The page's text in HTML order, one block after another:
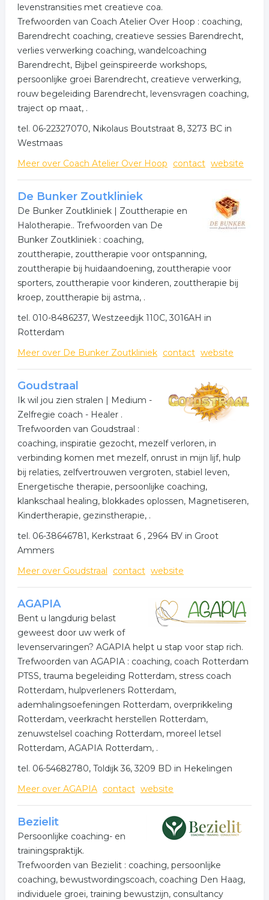
levenstransities met creatieve coa.
Trefwoorden van Coach Atelier Over Hoop : coaching,
Barendrecht coaching, creatieve sessies Barendrecht,
verlies verwerking coaching, wandelcoaching
Barendrecht, Bijbel geïnspireerde workshops,
persoonlijke groei Barendrecht, creatieve verwerking,
rouw begeleiding Barendrecht, levensvragen coaching,
traject op maat, .
tel. 06-22327070, Nikolaus Boutstraat 8, 3273 BC in
Westmaas
Meer over Coach Atelier Over Hoop
contact website
De Bunker Zoutkliniek
De Bunker Zoutkliniek | Zouttherapie en
Halotherapie.. Trefwoorden van De
Bunker Zoutkliniek : coaching,
zouttherapie, zouttherapie voor ontspanning,
zouttherapie bij huidaandoening, zouttherapie voor
sporters, zouttherapie voor kinderen, zouttherapie bij
kroep, zouttherapie bij astma, .
tel. 010-8486237, Westzeedijk 110C, 3016AH in
Rotterdam
Meer over De Bunker Zoutkliniek contact website
Goudstraal
Ik wil jou zien stralen | Medium -
Zelfregie coach - Healer .
Trefwoorden van Goudstraal :
coaching, inspiratie gezocht, mezelf verloren, in
verbinding komen met mezelf, onrust in mijn lijf, hulp
bij relaties, zelfvertrouwen vergroten, stabiel leven,
Energetische therapie, persoonlijke coaching,
klankschaal healing, blokkades oplossen, Magnetiseren,
Kindertherapie, gezinstherapie, .
tel. 06-38646781, Kerkstraat 6 , 2964 BV in Groot
Ammers
Meer over Goudstraal
contact website
AGAPIA
Bent u langdurig belast
geweest door uw werk of
levenservaringen? AGAPIA helpt u stap voor stap rich.
Trefwoorden van AGAPIA : coaching, coach Rotterdam
PTSS, trauma begeleiding Rotterdam, stress coach
Rotterdam, hulpverleners Rotterdam,
ademhalingsoefeningen Rotterdam, overprikkeling
Rotterdam, veerkracht herstellen Rotterdam,
zenuwstelsel coaching Rotterdam, moreel letsel
Rotterdam, AGAPIA Rotterdam, .
tel. 06-54682780, Toldijk 36, 3209 BD in Hekelingen
Meer over AGAPIA contact website
Bezielit
Persoonlijke coaching- en
trainingspraktijk.
Trefwoorden van Bezielit : coaching, persoonlijke
coaching, bewustwordingscoach, coaching Den Haag,
individuele groei, training bewustzijn, consultancy